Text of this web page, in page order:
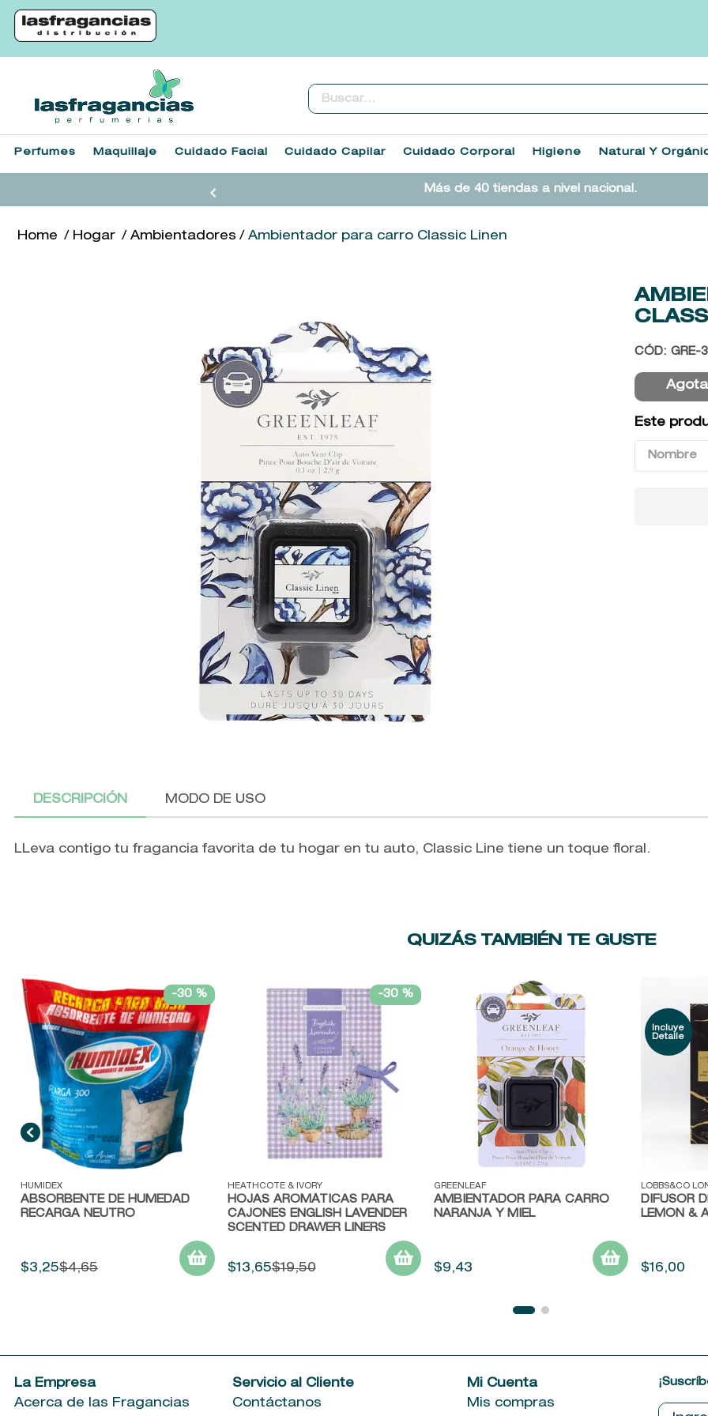
Buscar...
Perfumes Maquillaje Cuidado Facial Cuidado Capilar Cuidado Corporal Higiene Natural Y
Más de 40 tiendas a nivel nacional.
Hogar Ambientadores Ambientador para carro Classic Linen
CÓD: GRE-
Este
DESCRIPCIÓN MODO DE USO
LLeva contigo tu fragancia favorita de tu hogar en tu auto, Classic Line tiene un toque floral.
QUIZÁS TAMBIÉN TE GUSTE
-30 %
Vista rápida
HUMIDEX
ABSORBENTE DE HUMEDAD
RECARGA NEUTRO
$3,25$4,65
-30 %
Vista rápida
HEATHCOTE & IVORY
HOJAS AROMÁTICAS PARA
CAJONES ENGLISH LAVENDER
SCENTED DRAWER LINERS
$13,65$19,50
Vista rápida
GREENLEAF
AMBIENTADOR PARA CARRO
NARANJA Y MIEL
$9,43
Vista
LOBBS&CO
DIFUSOR
LEMON &
$16,00
La Empresa
Acerca de las Fragancias
Servicio al Cliente
Contáctanos
Mi Cuenta
Mis compras
1.
heathcote
sol ipanema
3.
cleanance
4 .
giftset
8.
retrinal
9.
baylis